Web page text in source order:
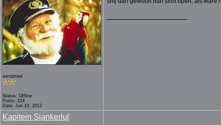
aarspiraat
Status: Offline
Posts: 224
Date: Jun 10, 2012
Kapitein Sjankerlul